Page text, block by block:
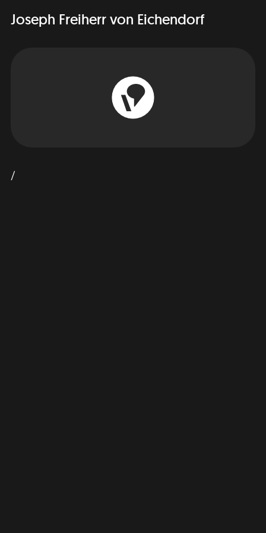
Joseph Freiherr von Eichendorf
/